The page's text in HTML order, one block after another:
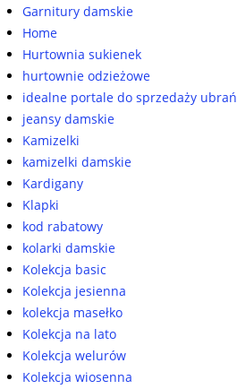
Garnitury damskie
Home
Hurtownia sukienek
hurtownie odzieżowe
idealne portale do sprzedaży ubrań
jeansy damskie
Kamizelki
kamizelki damskie
Kardigany
Klapki
kod rabatowy
kolarki damskie
Kolekcja basic
Kolekcja jesienna
kolekcja masełko
Kolekcja na lato
Kolekcja welurów
Kolekcja wiosenna